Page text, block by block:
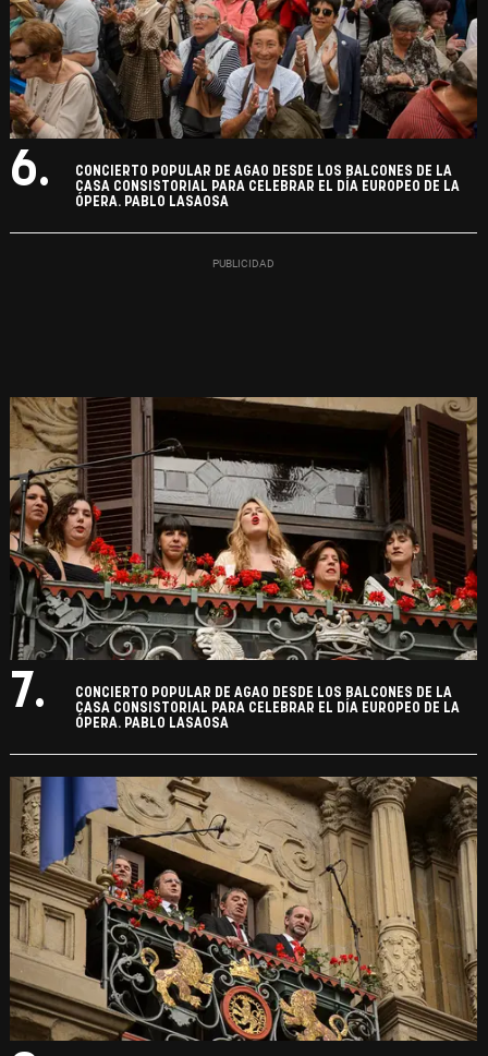
6.
CONCIERTO POPULAR DE AGAO DESDE LOS BALCONES DE LA
CASA CONSISTORIAL PARA CELEBRAR EL DÍA EUROPEO DE LA
ÓPERA. PABLO LASAOSA
7.
CONCIERTO POPULAR DE AGAO DESDE LOS BALCONES DE LA
CASA CONSISTORIAL PARA CELEBRAR EL DÍA EUROPEO DE LA
ÓPERA. PABLO LASAOSA